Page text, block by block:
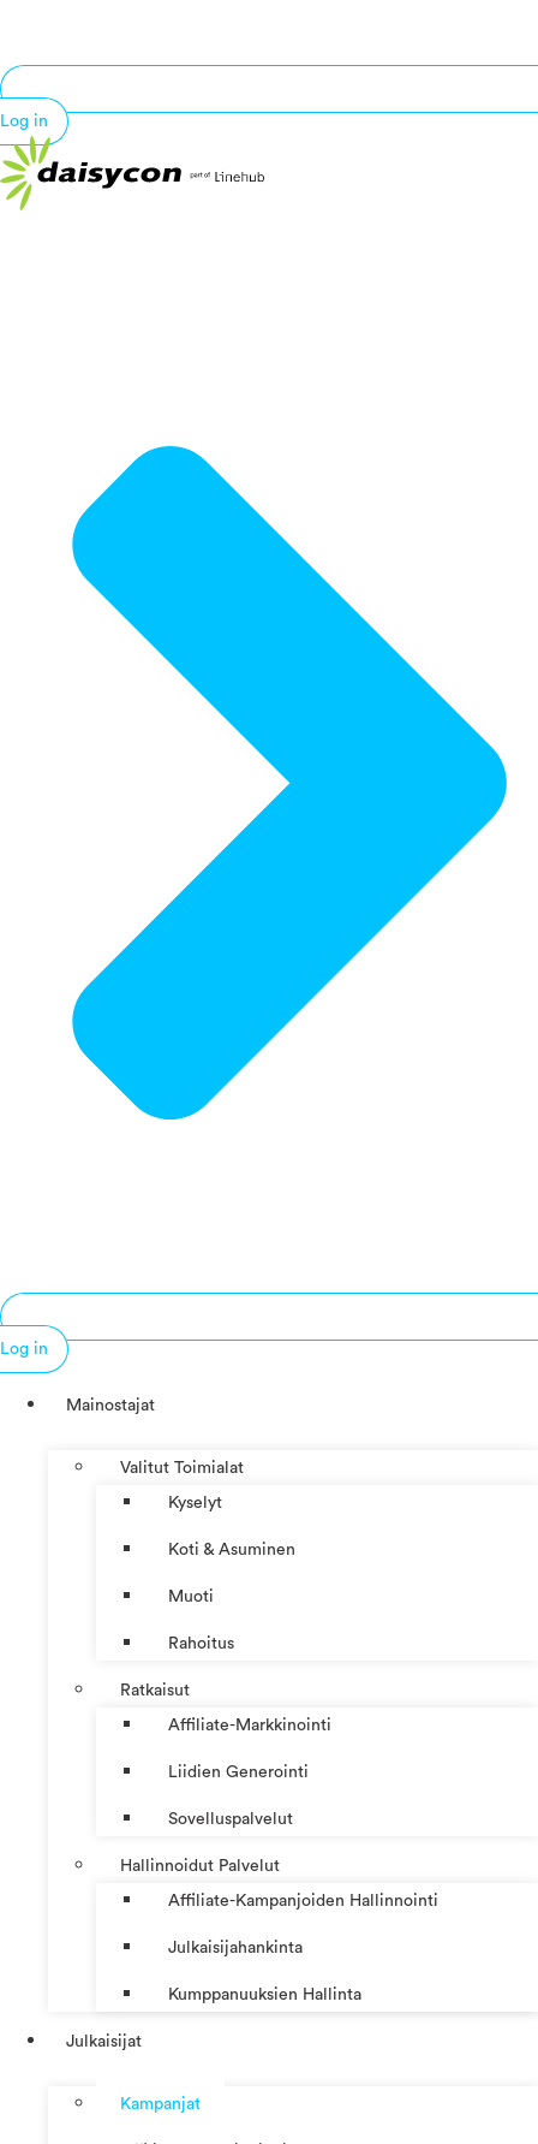
Log in
Log in
Mainostajat
Valitut Toimialat
Kyselyt
Koti & Asuminen
Muoti
Rahoitus
Ratkaisut
Affiliate-Markkinointi
Liidien Generointi
Sovelluspalvelut
Hallinnoidut Palvelut
Affiliate-Kampanjoiden Hallinnointi
Julkaisijahankinta
Kumppanuuksien Hallinta
Julkaisijat
Kampanjat